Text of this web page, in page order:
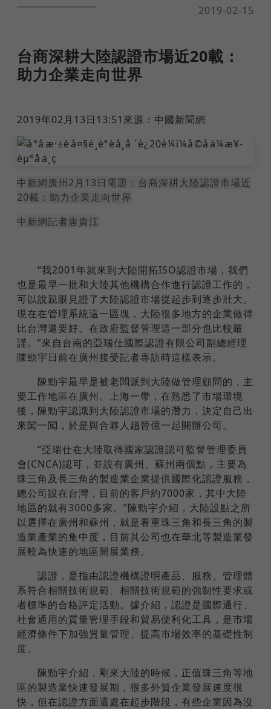
2019-02-15
台商深耕大陸認證市場近20載：
助力企業走向世界
2019年02月13日13:51來源：中國新聞網
中新網廣州2月13日電題：台商深耕大陸認證市場近
20載：助力企業走向世界
中新網記者唐貴江
“我2001年就來到大陸開拓ISO認證市場，我們
也是最早一批和大陸其他機構合作進行認證工作的，
可以說親眼見證了大陸認證市場從起步到逐步壯大。
現在在管理系統這一區塊，大陸很多地方的企業做得
比台灣還要好。在政府監督管理這一部分也比較嚴
謹。”來自台南的亞瑞仕國際認證有限公司副總經理
陳勁宇日前在廣州接受記者專訪時這樣表示。
陳勁宇最早是被老闆派到大陸做管理顧問的，主
要工作地區在廣州、上海一帶，在熟悉了市場環境
後，陳勁宇認識到大陸認證市場的潛力，決定自己出
來闖一闖，於是與合夥人趙晉億一起開辦公司。
“亞瑞仕在大陸取得國家認證認可監督管理委員
會(CNCA)認可，並設有廣州、蘇州兩個點，主要為
珠三角及長三角的製造業企業提供國際化認證服務，
總公司設在台灣，目前的客戶約7000家，其中大陸
地區的就有3000多家。”陳勁宇介紹，大陸設點之所
以選擇在廣州和蘇州，就是看重珠三角和長三角的製
造業產業的集中度，目前其公司也在華北等製造業發
展較為快速的地區開展業務。
認證，是指由認證機構證明產品、服務、管理體
系符合相關技術規範、相關技術規範的強制性要求或
者標準的合格評定活動。據介紹，認證是國際通行、
社會通用的質量管理手段和貿易便利化工具，是市場
經濟條件下加強質量管理、提高市場效率的基礎性制
度。
陳勁宇介紹，剛來大陸的時候，正值珠三角等地
區的製造業快速發展期，很多外貿企業發展速度很
快，但在認證方面還處在起步階段，有些企業因為沒